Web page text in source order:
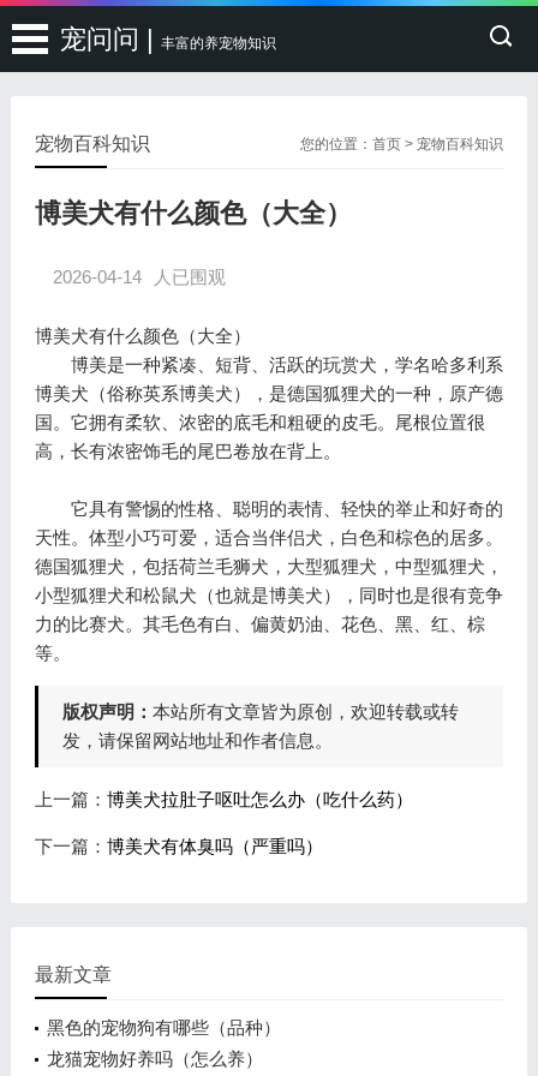
宠问问 | 丰富的养宠物知识
您的位置：首页 >宠物百科知识
宠物百科知识
博美犬有什么颜色（大全）
2026-04-14 人已围观
博美犬有什么颜色（大全）
博美是一种紧凑、短背、活跃的玩赏犬，学名哈多利系
博美犬（俗称英系博美犬），是德国狐狸犬的一种，原产德
国。它拥有柔软、浓密的底毛和粗硬的皮毛。尾根位置很
高，长有浓密饰毛的尾巴卷放在背上。
它具有警惕的性格、聪明的表情、轻快的举止和好奇的
天性。体型小巧可爱，适合当伴侣犬，白色和棕色的居多。
德国狐狸犬，包括荷兰毛狮犬，大型狐狸犬，中型狐狸犬，
小型狐狸犬和松鼠犬（也就是博美犬），同时也是很有竞争
力的比赛犬。其毛色有白、偏黄奶油、花色、黑、红、棕
等。
版权声明： 本站所有文章皆为原创，欢迎转载或转
发，请保留网站地址和作者信息。
上一篇： 博美犬拉肚子呕吐怎么办（吃什么药）
下一篇： 博美犬有体臭吗（严重吗）
最新文章
黑色的宠物狗有哪些（品种）
龙猫宠物好养吗（怎么养）